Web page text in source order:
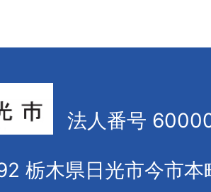
法人番号
栃木県日光市今市本